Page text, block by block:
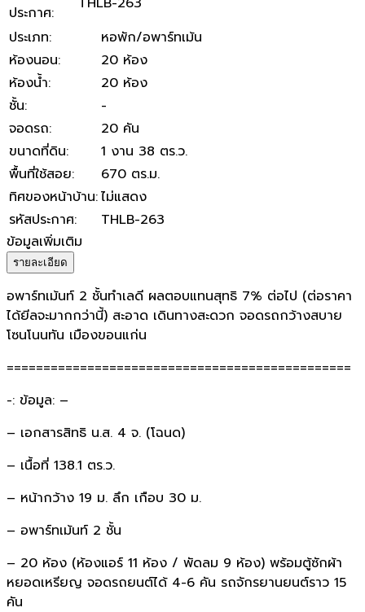
ประกาศ:
ประเภท:
หอพัก/อพาร์ทเม้น
ห้องนอน:
20 ห้อง
ห้องน้ำ:
20 ห้อง
ชั้น:
-
จอดรถ:
20 คัน
ขนาดที่ดิน:
1 งาน 38 ตร.ว.
พื้นที่ใช้สอย:
670 ตร.ม.
ทิศของหน้าบ้าน:ไม่แสดง
รหัสประกาศ:
THLB-263
ข้อมูลเพิ่มเติม
รายละเอียด
อพาร์ทเม้นท์ 2 ชั้นทำเลดี ผลตอบแทนสุทธิ 7% ต่อไป (ต่อราคา
ได้ยีลจะมากกว่านี้) สะอาด เดินทางสะดวก จอดรถกว้างสบาย
โซนโนนทัน เมืองขอนแก่น
===============================================
-: ข้อมูล: –
– เอกสารสิทธิ น.ส. 4 จ. (โฉนด)
– เนื้อที่ 138.1 ตร.ว.
– หน้ากว้าง 19 ม. ลึก เกือบ 30 ม.
– อพาร์ทเม้นท์ 2 ชั้น
– 20 ห้อง (ห้องแอร์ 11 ห้อง / พัดลม 9 ห้อง) พร้อมตู้ซักผ้า
หยอดเหรียญ จอดรถยนต์ได้ 4-6 คัน รถจักรยานยนต์ราว 15
คัน